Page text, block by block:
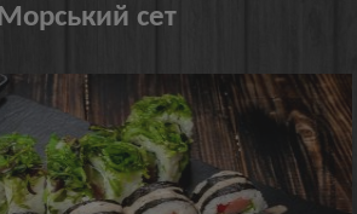
Морський сет